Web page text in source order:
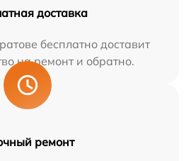
доставка
бесплатно доставит
на ремонт и обратно.
ремонт